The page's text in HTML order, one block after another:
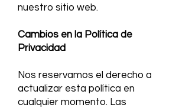
nuestro sitio web.
Cambios en la Política de
Privacidad
Nos reservamos el derecho a
actualizar esta política en
cualquier momento. Las